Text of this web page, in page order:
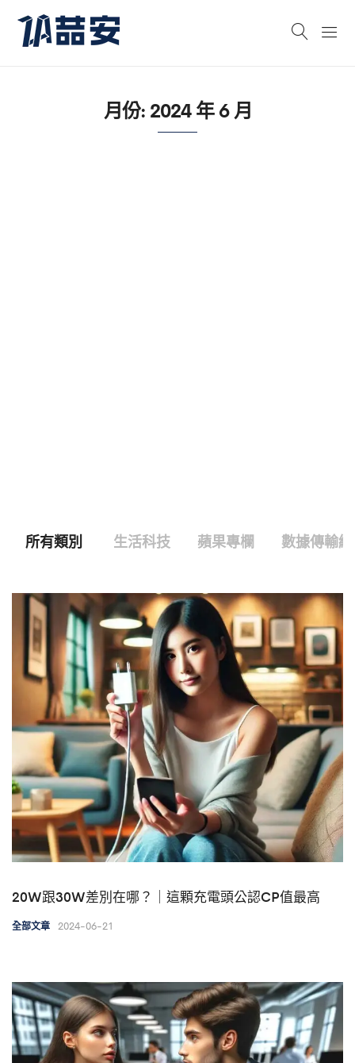
月份: 2024 年 6 月
所有類別 生活科技 蘋果專欄 數據傳輸線
20W跟30W差別在哪？｜這顆充電頭公認CP值最高
全部文章 2024-06-21